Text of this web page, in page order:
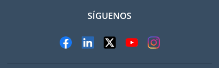
SÍGUENOS